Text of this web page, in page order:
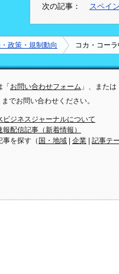
次の記事：
スペイ
政策・規制動向 コカ・コー
お問い合わせフォーム 」、または
でお問い合わせください。
ビジネスジャーナルについて
報配信記事（新着情報）
事を探す（ 国・地域 企業 記事テ